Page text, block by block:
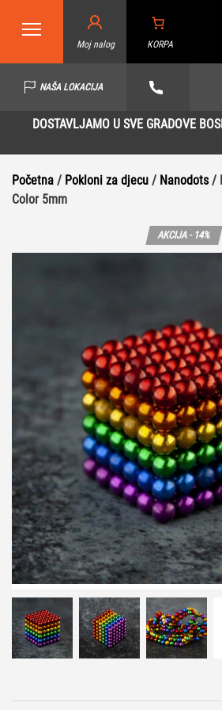
Moj nalog KORPA
NAŠA LOKACIJA
DOSTAVLJAMO U SVE GRADOVE
Početna / Pokloni za djecu / Nanodots/
Color 5mm
AKCIJA - 14%